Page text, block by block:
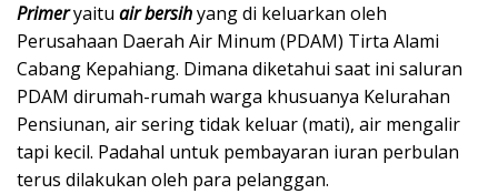
Primeryaitu air bersihyang di keluarkan oleh
Perusahaan Daerah Air Minum (PDAM) Tirta Alami
Cabang Kepahiang. Dimana diketahui saat ini saluran
PDAM dirumah-rumah warga khusuanya Kelurahan
Pensiunan, air sering tidak keluar (mati), air mengalir
tapi kecil. Padahal untuk pembayaran iuran perbulan
terus dilakukan oleh para pelanggan.